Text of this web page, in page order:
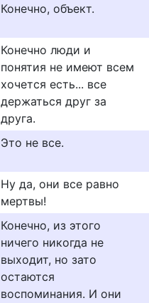
Конечно, объект.
Конечно люди и
понятия не имеют всем
хочется есть... все
держаться друг за
друга.
Это не все.
Ну да, они все равно
мертвы!
Конечно, из этого
ничего никогда не
выходит, но зато
остаются
воспоминания. И они